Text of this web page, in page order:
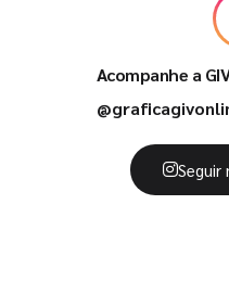
Acompanhe a
Seguir